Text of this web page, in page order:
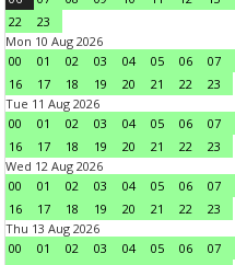
22
23
Mon 10 Aug 2026
00
01 02 03 04 05 06 07
16
17 18 19 20 21 22
23
Tue 11 Aug 2026
00
01 02 03 04 05 06 07
16
17 18 19 20 21 22
23
Wed 12 Aug 2026
00
01 02 03 04 05 06 07
16
17 18 19 20 21 22
23
Thu 13 Aug 2026
00
01 02 03 04 05 06 07